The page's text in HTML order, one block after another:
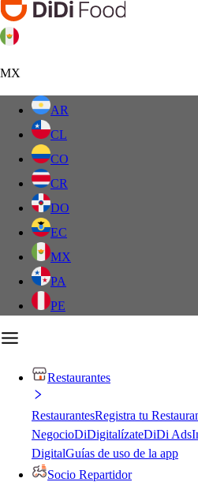
MX
AR
CL
CO
CR
DO
EC
MX
PA
PE
Restaurantes
RestaurantesRegistra tu
NegocioDiDigitalízateDiDi Ads
DigitalGuías de uso de la app
Socio Repartidor